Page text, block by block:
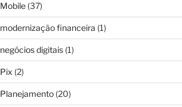
Mobile(37)
modernização financeira (1)
negócios digitais(1)
Pix (2)
Planejamento(20)